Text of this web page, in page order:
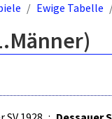
Ewige Tabelle